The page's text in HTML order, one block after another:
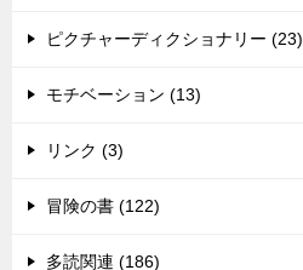
ピクチャーディクショナリー (23)
モチベーション (13)
リンク (3)
冒険の書 (122)
多読関連 (186)